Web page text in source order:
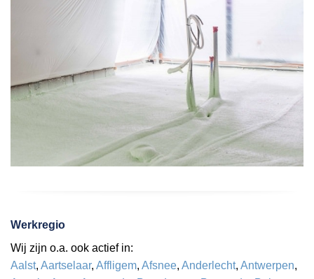
Werkregio
Wij zijn o.a. ook actief in:
Aalst, Aartselaar, Affligem, Afsnee, Anderlecht, Antwerpen,